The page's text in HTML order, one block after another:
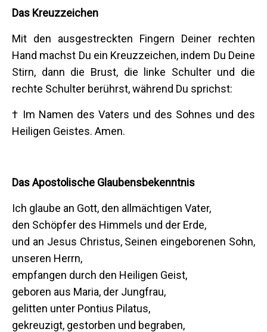
Das Kreuzzeichen
Mit den ausgestreckten Fingern Deiner rechten
Hand machst Du ein Kreuzzeichen, indem Du Deine
Stirn, dann die Brust, die linke Schulter und die
rechte Schulter berührst, während Du sprichst:
† Im Namen des Vaters und des Sohnes und des
Heiligen Geistes. Amen.
Das Apostolische Glaubensbekenntnis
Ich glaube an Gott, den allmächtigen Vater,
den Schöpfer des Himmels und der Erde,
und an Jesus Christus, Seinen eingeborenen Sohn,
unseren Herrn,
empfangen durch den Heiligen Geist,
geboren aus Maria, der Jungfrau,
gelitten unter Pontius Pilatus,
gekreuzigt, gestorben und begraben,